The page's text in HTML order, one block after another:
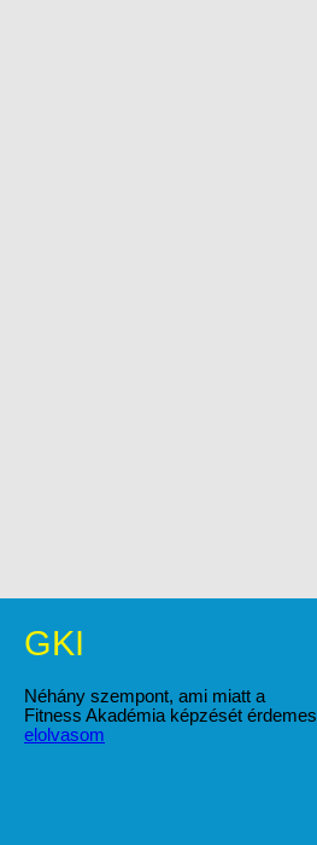
GKI
Néhány szempont, ami miatt a
Fitness Akadémia képzését
elolvasom